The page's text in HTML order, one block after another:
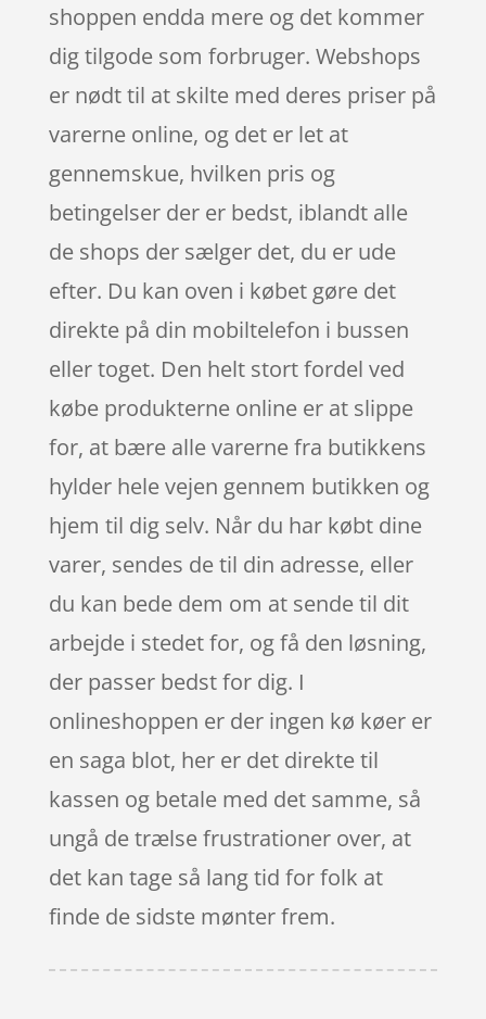
shoppen endda mere og det kommer
dig tilgode som forbruger. Webshops
er nødt til at skilte med deres priser på
varerne online, og det er let at
gennemskue, hvilken pris og
betingelser der er bedst, iblandt alle
de shops der sælger det, du er ude
efter. Du kan oven i købet gøre det
direkte på din mobiltelefon i bussen
eller toget. Den helt stort fordel ved
købe produkterne online er at slippe
for, at bære alle varerne fra butikkens
hylder hele vejen gennem butikken og
hjem til dig selv. Når du har købt dine
varer, sendes de til din adresse, eller
du kan bede dem om at sende til dit
arbejde i stedet for, og få den løsning,
der passer bedst for dig. I
onlineshoppen er der ingen kø køer er
en saga blot, her er det direkte til
kassen og betale med det samme, så
ungå de trælse frustrationer over, at
det kan tage så lang tid for folk at
finde de sidste mønter frem.